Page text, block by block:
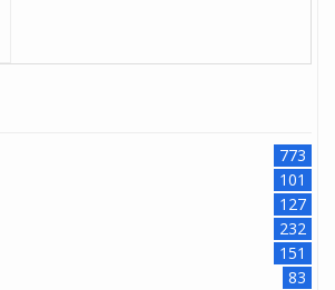
773
101
127
232
151
83